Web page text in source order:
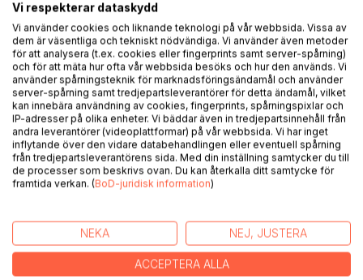
Dagsvers om stort och smått ur nyhetsflödet i DN, NWT
och Svt Nyheter; Brexit, amerikanska primärval, Corona
samt andra globala och lokala företeelser kommenteras.
Varje vers inspirerad av en rubrik, som också finns med
som inledning. Allt tillkommet respektive dag - därav titeln.
Vem visste vid årets ingång att världen skulle stanna i
mars? Jag bestämde mig på nyårsdagen för en vers om
dagen och kunde då förstås inte veta vad de skulle komma
att handla om. Konceptet hade jag klart för mig, verserna
skulle bottna i det dagliga nyhetsflödet, men att detta
nyhetsflöde efterhand så totalt skulle domineras av Corona
Min avsikt var bara att utmana mig själv att skriva
kontinuerligt, eftersom jag tycker om att skriva. Ska jag gå
och vänta på de högtider då jag normalt får till det eller på
att inspirationen ska rinna till, blir det alldeles för sällan; det
Vi respekterar dataskydd
Vi använder cookies och liknande teknologi på vår webbsida. Vissa av
dem är väsentliga och tekniskt nödvändiga. Vi använder även metoder
för att analysera (t.ex. cookies eller fingerprints samt server-spårning)
och för att mäta hur ofta vår webbsida besöks och hur den används. Vi
använder spårningsteknik för marknadsföringsändamål och använder
server-spårning samt tredjepartsleverantörer för detta ändamål, vilket
kan innebära användning av cookies, fingerprints, spårningspixlar och
IP-adresser på olika enheter. Vi bäddar även in tredjepartsinnehåll från
andra leverantörer (videoplattformar) på vår webbsida. Vi har inget
inflytande över den vidare databehandlingen eller eventuell spårning
från tredjepartsleverantörens sida. Med din inställning samtycker du till
de processer som beskrivs ovan. Du kan återkalla ditt samtycke för
framtida verkan. (BoD-juridisk information)
NEKA NEJ, JUSTERA
ACCEPTERA ALLA